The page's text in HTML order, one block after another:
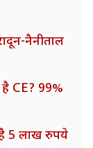
नैनीताल
CE? 99%
5 लाख रुपये